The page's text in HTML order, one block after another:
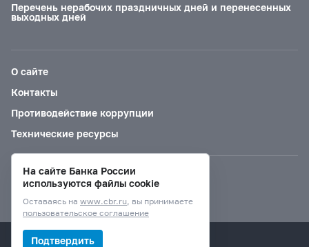
Перечень нерабочих праздничных дней и перенесенных
выходных дней
О сайте
Контакты
Противодействие коррупции
Технические ресурсы
Версия для слабовидящих
© Банк России, 2000–2026.
На сайте Банка России
используются файлы cookie
Оставаясь на www.cbr.ru, вы принимаете
пользовательское соглашение
Подтвердить